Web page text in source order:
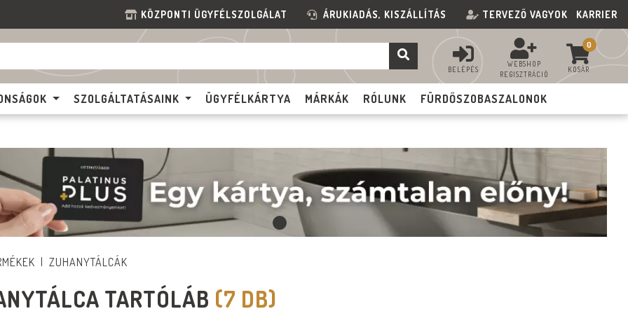
KÖZPONTI ÜGYFÉLSZOLGÁLAT ÁRUKIADÁS, KISZÁLLÍTÁS TERVEZŐ VAGYOK KARRIER
BELÉPÉS
WEBSHOP
REGISZTRÁCIÓ
0
KOSÁR
SZOLGÁLTATÁSAINK ÜGYFÉLKÁRTYA MÁRKÁK RÓLUNK FÜRDŐSZOBASZALONOK
ZUHANYTÁLCÁK
TARTÓLÁB (7 DB)